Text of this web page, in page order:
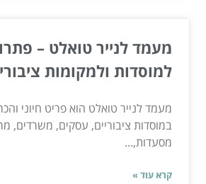
מעמד לנייר טואלט –
למוסדות ולמקומות
מעמד לנייר טואלט הוא פריט חיוני
במוסדות ציבוריים, עסקים, משרדים,
מסעדות,...
קרא עוד »